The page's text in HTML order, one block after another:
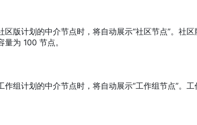
版计划的中介节点时，将自动展示“社区节点”。社
为 100 节点。
组计划的中介节点时，将自动展示“工作组节点”。